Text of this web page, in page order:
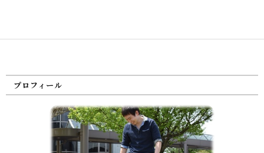
プロフィール